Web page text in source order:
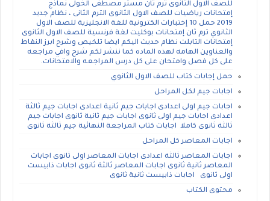
للصف الاول الثانوى ترم ثان مستر مصطفى الخولى نماذج
إمتحانات رياضيات للصف الاول الثانوى الترم الثانى ، نظام جديد
2019 حمل 10 إختبارات الكترونية للغة الانجليزية للصف الاول
الثانوي ترم ثان إمتحانات بوكليت لغة فرنسية للصف الاول الثانوى
إمتحانات التابلت نظام حديث اليكم ايضا تلخيص وشرح ابرز النقاط
والعناوين الهامه لهذه الماده كما ننشر لكم شرح وافي مراجعه
على كل فصل وامتحان على كل درس المراجعه والامتحانات.
حمل إجابات كتاب للصف الاول الثانوي
اجابات جيم لكل المراحل
اجابات جيم اولى اعدادى اجابات جيم ثانية اعدادى اجابات جيم ثالثة
اعدادى اجابات جيم اولى ثانوى اجابات جيم ثانية ثانوى اجابات جيم
ثالثة ثانوى كاملا اجابات كتاب المراجعة النهائية جيم ثالثة ثانوى
اجابات المعاصر كل المراحل
اجابات المعاصر ثالثة اعدادى اجابات المعاصر اولى ثانوى اجابات
المعاصر ثانية ثانوى اجابات المعاصر ثالثة ثانوى اجابات ذابيست
اولى ثانوى اجابات ذابيست ثانية ثانوى
محتوى الكتاب